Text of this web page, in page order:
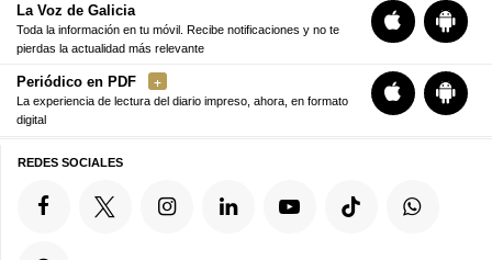
La Voz de Galicia
Toda la información en tu móvil. Recibe notificaciones y no te
pierdas la actualidad más relevante
Periódico en PDF
La experiencia de lectura del diario impreso, ahora, en formato
digital
REDES SOCIALES